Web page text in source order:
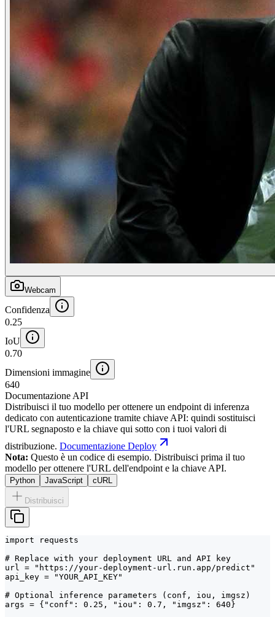
Webcam
Confidenza
0.25
IoU
0.70
Dimensioni immagine
640
Documentazione API
Distribuisci il tuo modello per ottenere un endpoint di inferenza
dedicato con autenticazione tramite chiave API: quindi sostituisci
l'URL segnaposto e la chiave qui sotto con i tuoi valori di
distribuzione. Documentazione Deploy
Nota: Questo è un codice di esempio. Distribuisci prima il tuo
modello per ottenere l'URL dell'endpoint e la chiave API.
Python JavaScript cURL
Distribuisci
import requests
# Replace with your deployment URL and API key
url = "https://your-deployment-url.run.app/predict"
api_key = "YOUR_API_KEY"
# Optional inference parameters (conf, iou, imgsz)
args = {"conf": 0.25, "iou": 0.7, "imgsz": 640}